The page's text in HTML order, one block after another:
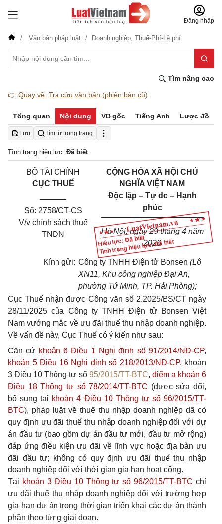
Đăng nhập
Văn bản pháp luật Doanh nghiệp, Thuế-Phí-Lệ phí
Tìm nâng cao
👉 Quay về: Tra cứu văn bản (phiên bản cũ)
Tổng quan Nội dung VB gốc Tiếng Anh Lược đồ
Lưu Tìm từ trong trang
Tình trạng hiệu lực: Đã biết
Hiệu lực: Đã biết
Tình trạng hiệu lực: Đã biết
BỘ TÀI CHÍNH
CỤC THUẾ
Số: 2758/CT-CS
V/v chính sách thuế
TNDN
CỘNG HÒA XÃ HỘI CHỦ
NGHĨA VIỆT NAM
Độc lập – Tự do – Hạnh
phúc
___________ ______
Hà Nội, ngày 29 tháng 4 năm
2026
Kính gửi: Công ty TNHH Điện tử Bonsen (Lô
XN11, Khu công nghiệp Đại An,
phường Tứ Minh, TP. Hải Phòng);
Cục Thuế nhận được Công văn số 2.2025/BS/CT ngày
28/11/2025 của Công ty TNHH Điện tử Bonsen Việt
Nam vướng mắc về ưu đãi thuế thu nhập doanh nghiệp.
Về vấn đề này, Cục Thuế có ý kiến như sau:
Căn cứ khoản 6 Điều 1 Nghị định số 91/2014/NĐ-CP,
khoản 5 Điều 16 Nghị định số 218/2013/NĐ-CP, khoản
3 Điều 10 Thông tư số 95/2015/TT-BTC, điểm a khoản 6
Điều 18 Thông tư số 78/2014/TT-BTC (được sửa đổi,
bổ sung tại khoản 4 Điều 10 Thông tư số 96/2015/TT-
BTC), pháp luật về thuế thu nhập doanh nghiệp đã có
quy định ưu đãi thuế thu nhập doanh nghiệp đối với dự
án đầu tư (bao gồm dự án đầu tư mới, đầu tư mở rộng)
đáp ứng điều kiện ưu đãi về lĩnh vực hoặc địa bàn ưu
đãi đầu tư; không có quy định ưu đãi thuế thu nhập
doanh nghiệp đối với thời gian gia hạn hoạt động.
Tại khoản 3 Điều 10 Thông tư số 96/2015/TT-BTC chỉ
ưu đãi thuế thu nhập doanh nghiệp đối với trường hợp
gia hạn dự án trong thời gian triển khai các dự án thành
phần theo từng giai đoạn.